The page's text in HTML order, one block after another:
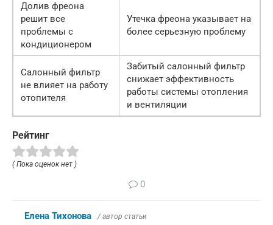
Долив фреона
решит все
проблемы с
кондиционером
Утечка фреона указывает на
более серьезную проблему
Салонный фильтр
не влияет на работу
отопителя
Забитый салонный фильтр
снижает эффективность
работы системы отопления
и вентиляции
Рейтинг
( Пока оценок нет )
0
Елена Тихонова / автор статьи